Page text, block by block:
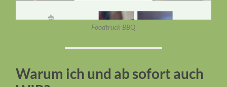
Foodtruck BBQ
Warum ich und ab sofort auch